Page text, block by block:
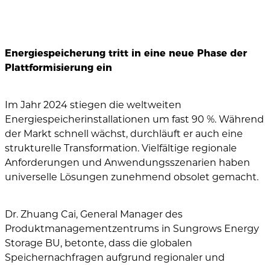
Energiespeicherung tritt in eine neue Phase der
Plattformisierung ein
Im Jahr 2024 stiegen die weltweiten
Energiespeicherinstallationen um fast 90 %. Während
der Markt schnell wächst, durchläuft er auch eine
strukturelle Transformation. Vielfältige regionale
Anforderungen und Anwendungsszenarien haben
universelle Lösungen zunehmend obsolet gemacht.
Dr. Zhuang Cai, General Manager des
Produktmanagementzentrums in Sungrows Energy
Storage BU, betonte, dass die globalen
Speichernachfragen aufgrund regionaler und